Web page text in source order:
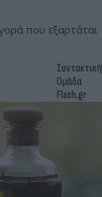
που εξαρτάται
Συντακτική
Ομάδα
Flash.gr